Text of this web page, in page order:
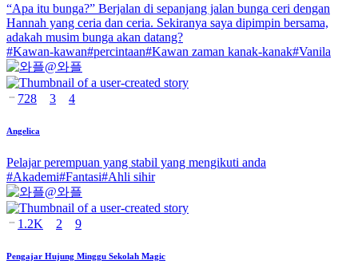
“Apa itu bunga?” Berjalan di sepanjang jalan bunga ceri dengan
Hannah yang ceria dan ceria. Sekiranya saya dipimpin bersama,
adakah musim bunga akan datang?
#Kawan-kawan#percintaan#Kawan zaman kanak-kanak#Vanila
@와플
728 3 4
Angelica
Pelajar perempuan yang stabil yang mengikuti anda
#Akademi#Fantasi#Ahli sihir
@와플
1.2K 2 9
Pengajar Hujung Minggu Sekolah Magic